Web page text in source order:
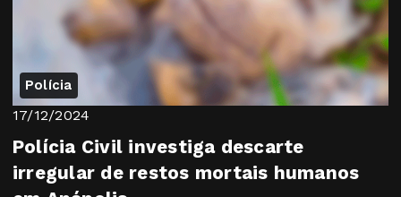
Polícia
17/12/2024
Polícia Civil investiga descarte
irregular de restos mortais humanos